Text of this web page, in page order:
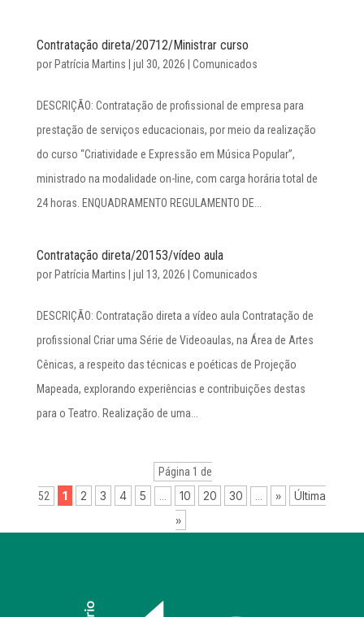
Contratação direta/20712/Ministrar curso
por Patrícia Martins jul 30, 2026 Comunicados
DESCRIÇÃO: Contratação de profissional de empresa para
prestação de serviços educacionais, por meio da realização
do curso “Criatividade e Expressão em Música Popular”,
ministrado na modalidade on-line, com carga horária total de
24 horas. ENQUADRAMENTO REGULAMENTO DE...
Contratação direta/20153/vídeo aula
por Patrícia Martins jul 13, 2026 Comunicados
DESCRIÇÃO: Contratação direta a vídeo aula Contratação de
profissional Criar uma Série de Videoaulas, na Área de Artes
Cênicas, a respeito das técnicas e poéticas de Projeção
Mapeada, explorando experiências e contribuições destas
para o Teatro. Realização de uma...
Página 1 de
52
1 2 3 4 5 10 20 30 »
Última
»